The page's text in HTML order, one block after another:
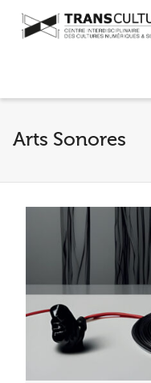
Arts Sonores